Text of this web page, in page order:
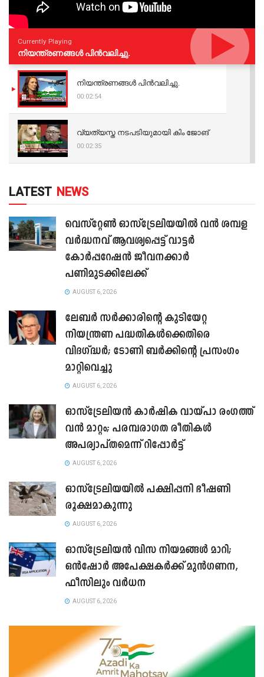
Currently Playing
നിയന്ത്രണങ്ങള്‍ പിന്‍വലിച്ചു.
നിയന്ത്രണങ്ങള്‍ പിന്‍വലിച്ചു.
00:02:54
വ്യത്യസ്ത നടപടിയുമായി കിം ജോങ്
00:02:35
LATEST NEWS
വെസ്റ്റേൺ ഓസ്‌ട്രേലിയയിൽ വൻ ശമ്പള
വർദ്ധനവ് ആവശ്യപ്പെട്ട് വാട്ടർ
കോർപ്പറേഷൻ ജീവനക്കാർ
പണിമുടക്കിലേക്ക്
AUGUST 6, 2026
ലേബർ സർക്കാരിന്റെ കുടിയേറ്റ
നിയന്ത്രണ പദ്ധതികൾക്കെതിരെ
വിദഗ്ദ്ധർ; ടോണി ബർക്കിന്റെ പ്രസംഗം
മാറ്റിവെച്ചു
AUGUST 6, 2026
ഓസ്‌ട്രേലിയൻ കാർഷിക വായ്പാ രംഗത്ത്
വൻ മാറ്റം; പരമ്പരാഗത രീതികൾ
അപര്യാപ്തമെന്ന് റിപ്പോർട്ട്
AUGUST 6, 2026
ഓസ്ട്രേലിയയിൽ പക്ഷിപ്പനി ഭീഷണി
രൂക്ഷമാകുന്നു
AUGUST 6, 2026
ഓസ്‌ട്രേലിയൻ വിസ നിയമങ്ങൾ മാറി;
ഒൻഷോർ അപേക്ഷകർക്ക് മുൻഗണന,
ഫീസിലും വർധന
AUGUST 6, 2026